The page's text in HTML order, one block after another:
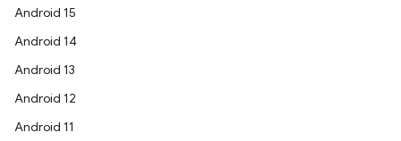
Android 15
Android 14
Android 13
Android 12
Android 11